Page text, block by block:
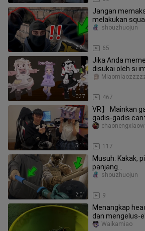
2:24
Jangan
melakukan
65
shouzhuojun
0:37
Jika Anda
disukai oleh si
467
5:11
VR】 Mainkan
gadis-gadis
117
2:01
Musuh: Kakak,
panjang...
9
shouzhuojun
Menangkap
dan mengelus-
Waikamiao